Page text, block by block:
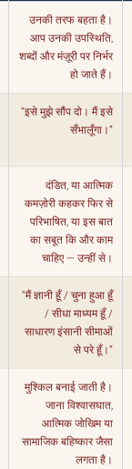
उनकी तरफ बहता है।
आप उनकी उपस्थिति,
शब्दों और मंज़ूरी पर निर्भर
हो जाते हैं।
“इसे मुझे सौंप दो। मैं इसे
सँभालूँगा।”
दंडित, या आत्मिक
कमज़ोरी कहकर फिर से
परिभाषित, या इस बात
का सबूत कि और काम
चाहिए — उन्हीं से।
“मैं ज्ञानी हूँ / चुना हुआ हूँ
/ सीधा माध्यम हूँ /
साधारण इंसानी सीमाओं
से परे हूँ।”
मुश्किल बनाई जाती है।
जाना विश्वासघात,
आत्मिक जोखिम या
सामाजिक बहिष्कार जैसा
लगता है।